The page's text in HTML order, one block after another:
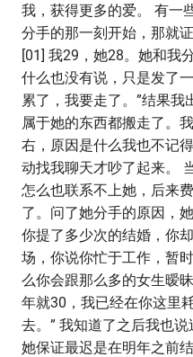
我，获得更多的爱。 有一
分手的那一刻开始，那就
[01] 我29，她28。她和我
什么也没有说，只是发了
累了，我要走了。”结果
属于她的东西都搬走了。
右，原因是什么我也不记
动找我聊天才吵了起来。
怎么也联系不上她，后来
了。问了她分手的原因，
你提了多少次的结婚，你
场，你说你忙于工作，暂
么你会跟那么多的女生暧
年就30，我已经在你这里
去。” 我知道了之后我也
她保证最迟是在明年之前